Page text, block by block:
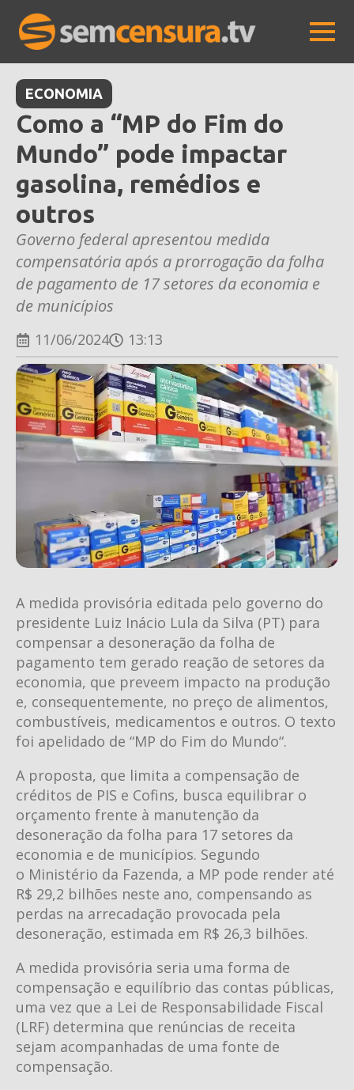
ECONOMIA
Como a “MP do Fim do
Mundo” pode impactar
gasolina, remédios e
outros
Governo federal apresentou medida
compensatória após a prorrogação da folha
de pagamento de 17 setores da economia e
de municípios
11/06/2024 13:13
A medida provisória editada pelo governo do
presidente Luiz Inácio Lula da Silva (PT) para
compensar a desoneração da folha de
pagamento tem gerado reação de setores da
economia, que preveem impacto na produção
e, consequentemente, no preço de alimentos,
combustíveis, medicamentos e outros. O texto
foi apelidado de “MP do Fim do Mundo“.
A proposta, que limita a compensação de
créditos de PIS e Cofins, busca equilibrar o
orçamento frente à manutenção da
desoneração da folha para 17 setores da
economia e de municípios. Segundo
o Ministério da Fazenda, a MP pode render até
R$ 29,2 bilhões neste ano, compensando as
perdas na arrecadação provocada pela
desoneração, estimada em R$ 26,3 bilhões.
A medida provisória seria uma forma de
compensação e equilíbrio das contas públicas,
uma vez que a Lei de Responsabilidade Fiscal
(LRF) determina que renúncias de receita
sejam acompanhadas de uma fonte de
compensação.